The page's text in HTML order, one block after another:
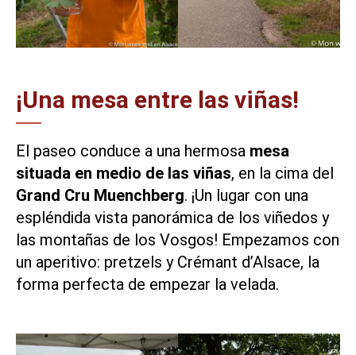
¡Una mesa entre las viñas!
El paseo conduce a una hermosa mesa
situada en medio de las viñas, en la cima del
Grand Cru Muenchberg. ¡Un lugar con una
espléndida vista panorámica de los viñedos y
las montañas de los Vosgos! Empezamos con
un aperitivo: pretzels y Crémant d’Alsace, la
forma perfecta de empezar la velada.